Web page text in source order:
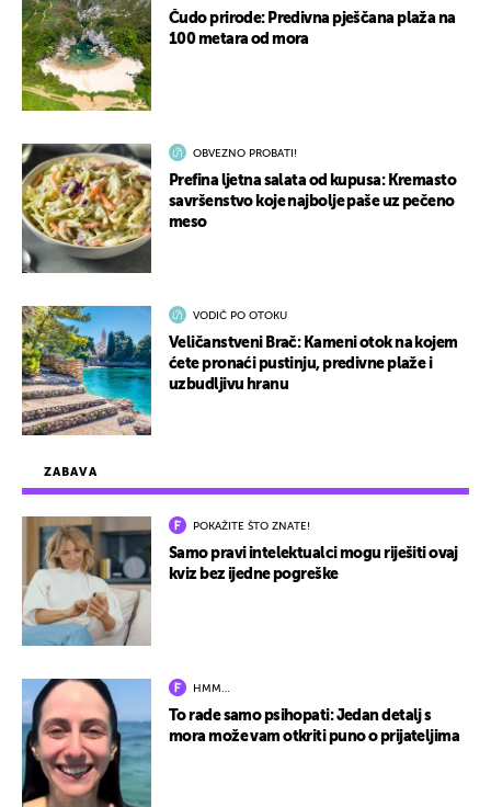
ZABAVA
POKAŽITE ŠTO ZNATE!
Samo pravi intelektualci mogu riješiti ovaj
kviz bez ijedne pogreške
HMM…
To rade samo psihopati: Jedan detalj s
mora može vam otkriti puno o prijateljima
Čudo prirode: Predivna pješčana plaža na
100 metara od mora
OBVEZNO PROBATI!
Prefina ljetna salata od kupusa: Kremasto
savršenstvo koje najbolje paše uz pečeno
meso
VODIČ PO OTOKU
Veličanstveni Brač: Kameni otok na kojem
ćete pronaći pustinju, predivne plaže i
uzbudljivu hranu